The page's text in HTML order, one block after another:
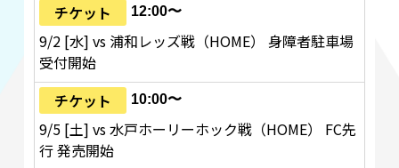
チケット
12:00〜
9/2 [水] vs 浦和レッズ戦（HOME） 身障者駐車場
受付開始
チケット
10:00〜
9/5 [土] vs 水戸ホーリーホック戦（HOME） FC先
行 発売開始